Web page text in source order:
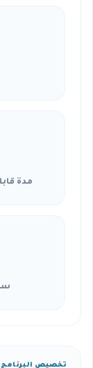
مدة
تخصيص البرنامج